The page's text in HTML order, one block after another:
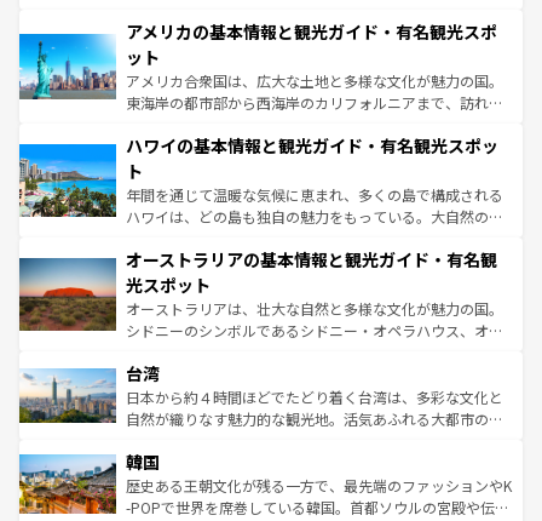
ンツ一覧を参照してほしい。
の建物がそのまま残る町や、スイスならではのユニークな
博物館もあり、アルプス観光だけでなく町歩きも満喫する
ことができる。国民の所得が高いため物価も高いが、旅行
者向けの交通パス提供のサービスもあり、うまく活用すれ
着のスイス情報はコンテンツ一覧を参照してほしい。
アメリカの基本情報と観光ガイド・有名観光スポ
ット
アメリカ合衆国は、広大な土地と多様な文化が魅力の国。
東海岸の都市部から西海岸のカリフォルニアまで、訪れる
のような巨大都市は、観光、ショッピング、エンターテイ
ンメントが詰まった刺激的なスポットだ。一方、アメリカ
西部には大自然が広がり、グランドキャニオンやイエロー
ストーン国立公園といった絶景が堪能できる。さらに、南
文化が魅力。旅行者はアメリカの各地域で異なる魅力を楽
しみながら、その多様性と豊かな歴史を感じることができ
るだろう。車でのロードトリップや列車の旅も、アメリカ
ならではの贅沢な旅のスタイルだ。 なお、新着のアメリカ
情報は コンテンツ一覧 を参照してほしい。
ハワイの基本情報と観光ガイド・有名観光スポッ
ト
年間を通じて温暖な気候に恵まれ、多くの島で構成される
ハワイは、どの島も独自の魅力をもっている。大自然の神
ワイ島は見逃せない。また、定番の観光地といえばオアフ
島だが、静かな自然を求めるならマウイ島やカウアイ島が
おすすめ。エメラルドグリーンに輝く海をはじめ、豊かな
文化や歴史が息づいている。「アロハスピリット」と呼ば
人々、おいしいローカルフードやハワイアンミュージッ
ク、伝統的なフラダンスなど、すべてがハワイの魅力を彩
っている。訪れるたびに新しい発見と感動が待っているハ
はコンテンツ一覧
オーストラリアの基本情報と観光ガイド・有名観
光スポット
オーストラリアは、壮大な自然と多様な文化が魅力の国。
シドニーのシンボルであるシドニー・オペラハウス、オー
リアリーフや大陸中央部にそびえるウルル（エアーズロッ
ク）、タスマニアの美しい原生林やケアンズの熱帯雨林な
ど、見どころがたくさん。また、カフェやワイン、オージ
いる。アクティビティも充実しており、サーフィンやダイ
ビング、ハイキングなど、アウトドア好きにはたまらな
い。オーストラリアの多彩な魅力を存分に味わいつくそ
台湾
日本から約４時間ほどでたどり着く台湾は、多彩な文化と
自然が織りなす魅力的な観光地。活気あふれる大都市の台
ン）、静ひつな山岳地帯である台湾東部など、都市の喧騒
と山間の静けさが共存しており、訪れる人に新しい発見と
驚きをもたらしてくれる。また、奥深い台湾の食文化も魅
韓国
歴史ある王朝文化が残る一方で、最先端のファッションやK
-POPで世界を席巻している韓国。首都ソウルの宮殿や伝統